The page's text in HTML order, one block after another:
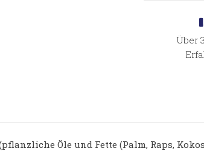
Über
Öle und Fette (Palm, Raps,